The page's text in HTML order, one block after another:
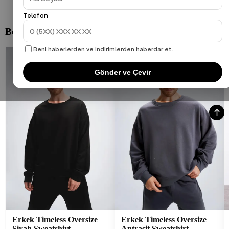
Telefon
Beni haberlerden ve indirimlerden haberdar et.
Gönder ve Çevir